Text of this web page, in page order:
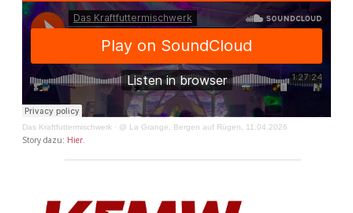
Das Kraftfuttermischwerk · @ La Grange, Bergen auf Rügen, 11.04.2026
Story dazu: Hier.